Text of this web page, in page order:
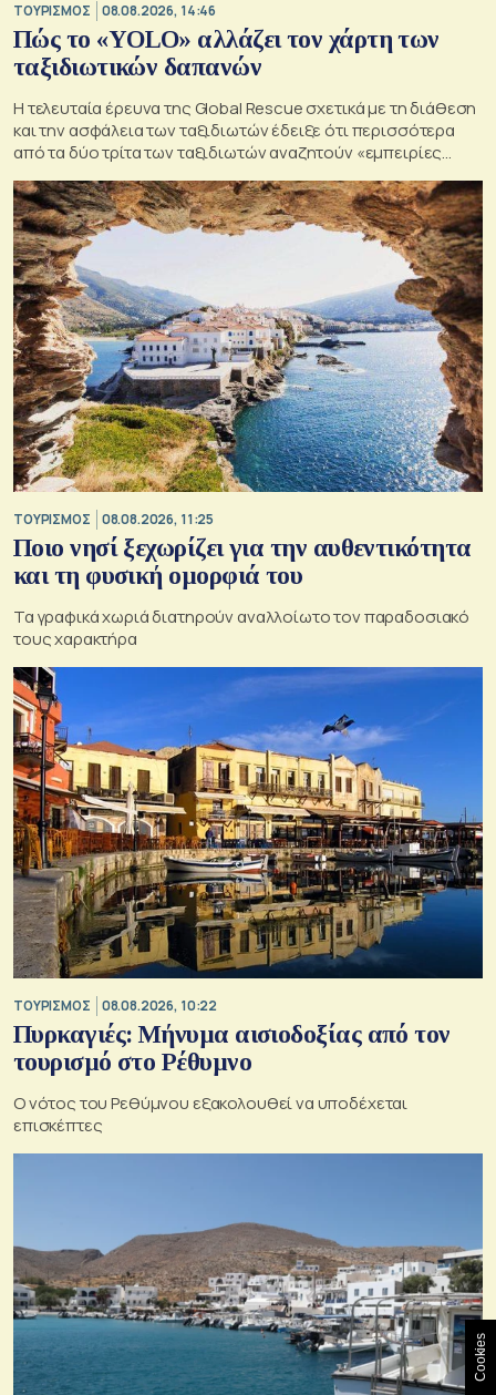
ΤΟΥΡΙΣΜΟΣ 08.08.2026, 14:46
Πώς το «YOLO» αλλάζει τον χάρτη των
ταξιδιωτικών δαπανών
Η τελευταία έρευνα της Global Rescue σχετικά με τη διάθεση
και την ασφάλεια των ταξιδιωτών έδειξε ότι περισσότερα
από τα δύο τρίτα των ταξιδιωτών αναζητούν «εμπειρίες
ζωής»
ΤΟΥΡΙΣΜΟΣ 08.08.2026, 11:25
Ποιο νησί ξεχωρίζει για την αυθεντικότητα
και τη φυσική ομορφιά του
Τα γραφικά χωριά διατηρούν αναλλοίωτο τον παραδοσιακό
τους χαρακτήρα
ΤΟΥΡΙΣΜΟΣ 08.08.2026, 10:22
Πυρκαγιές: Μήνυμα αισιοδοξίας από τον
τουρισμό στο Ρέθυμνο
Ο νότος του Ρεθύμνου εξακολουθεί να υποδέχεται
επισκέπτες
Cookies